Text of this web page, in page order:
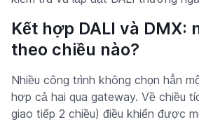
Kết hợp DALI và DMX:
theo chiều nào?
Nhiều công trình không chọn hẳn
hợp cả hai qua gateway. Về chiều
giao tiếp 2 chiều) điều khiển được